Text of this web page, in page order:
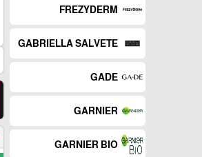
FREZYDERM
GABRIELLA SALVETE
GADE
GARNIER
GARNIER BIO